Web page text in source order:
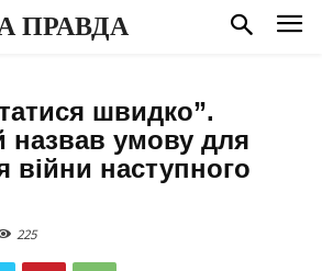
ПРАВДА
швидко”.
назвав умову для
війни наступного
225